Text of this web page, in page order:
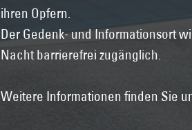
ihren Opfern.
Der Gedenk- und Informationsort
Nacht barrierefrei zugänglich.
Weitere Informationen finden Sie